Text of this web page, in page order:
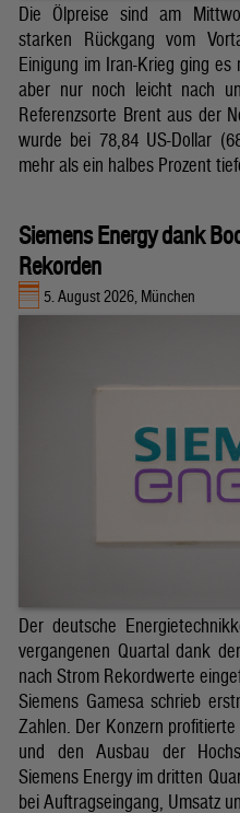
Die Ölpreise sind am
starken Rückgang vom
Einigung im Iran-Krieg ging
aber nur noch leicht nach
Referenzsorte Brent aus der
wurde bei 78,84 US-Dollar
mehr als ein halbes Prozent
Siemens Energy dank
Rekorden
5. August 2026, München
Der deutsche
vergangenen Quartal dank
nach Strom Rekordwerte
Siemens Gamesa schrieb
Zahlen. Der Konzern
und den Ausbau der
Siemens Energy im dritten
bei Auftragseingang, Umsatz